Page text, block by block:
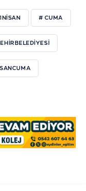
# CUMA